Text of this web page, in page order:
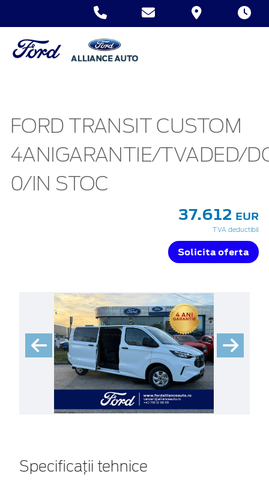
FORD TRANSIT CUSTOM
4ANIGARANTIE/TVADED/
0/IN STOC
37.612 EUR
TVA deductibil
Solicita oferta
Specificații tehnice